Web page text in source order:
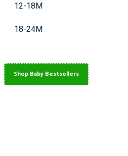
12-18M
18-24M
Shop Baby Bestsellers